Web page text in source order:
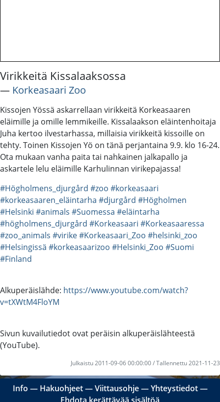
Virikkeitä Kissalaaksossa
― Korkeasaari Zoo
Kissojen Yössä askarrellaan virikkeitä Korkeasaaren
eläimille ja omille lemmikeille. Kissalaakson eläintenhoitaja
Juha kertoo ilvestarhassa, millaisia virikkeitä kissoille on
tehty. Toinen Kissojen Yö on tänä perjantaina 9.9. klo 16-24.
Ota mukaan vanha paita tai nahkainen jalkapallo ja
askartele lelu eläimille Karhulinnan virikepajassa!
#Högholmens_djurgård #zoo #korkeasaari
#korkeasaaren_eläintarha #djurgård #Högholmen
#Helsinki #animals #Suomessa #eläintarha
#högholmens_djurgård #Korkeasaari #Korkeasaaressa
#zoo_animals #virike#Korkeasaari_Zoo #helsinki_zoo
#Helsingissä #korkeasaarizoo #Helsinki_Zoo #Suomi
#Finland
Alkuperäislähde: https://www.youtube.com/watch?
v=tXWtM4FloYM
Sivun kuvailutiedot ovat peräisin alkuperäislähteestä
(YouTube).
Julkaistu 2011-09-06 00:00:00 / Tallennettu 2021-11-23
Info ― Hakuohjeet―Viittausohje―Yhteystiedot―